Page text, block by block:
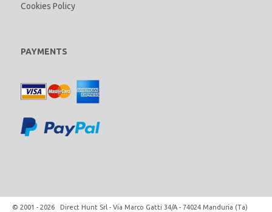
Cookies Policy
PAYMENTS
© 2001 - 2026 Direct Hunt Srl - Via Marco Gatti 34/A - 74024 Manduria (Ta)